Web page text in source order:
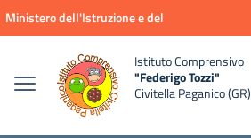
Vai ai contenuti
Vai al menu di navigazione
Vai al footer
Ministero dell'Istruzione e del
Istituto Comprensivo
"Federigo Tozzi"
Civitella Paganico (GR)